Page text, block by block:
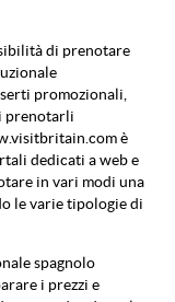
di prenotare
promozionali,
prenotarli
è
dedicati a web e
in vari modi una
le varie tipologie di
spagnolo
i prezzi e